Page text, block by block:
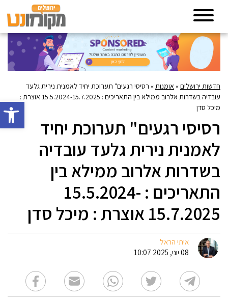
פתח
חדשות ירושלים» אומנות» רסיסי רגעים" תערוכת יחיד לאמנית נירית גלעד
עובדיה בשדרות אלרוב ממילא בין התאריכים : 15.5.2024-15.7.2025 אוצרת :
מיכל סדן
רסיסי רגעים" תערוכת יחיד
לאמנית נירית גלעד עובדיה
בשדרות אלרוב ממילא בין
התאריכים : 15.5.2024-
15.7.2025 אוצרת : מיכל סדן
איתי הראל
08 יוני, 2025 10:07